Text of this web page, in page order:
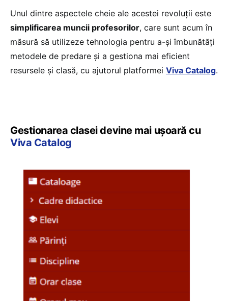
Unul dintre aspectele cheie ale acestei revoluții este
simplificarea muncii profesorilor, care sunt acum în
măsură să utilizeze tehnologia pentru a-și îmbunătăți
metodele de predare și a gestiona mai eficient
resursele și clasă, cu ajutorul platformei Viva Catalog.
Gestionarea clasei devine mai ușoară cu
Viva Catalog